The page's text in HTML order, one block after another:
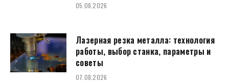
05.08.2026
Лазерная резка металла: технология
работы, выбор станка, параметры и
советы
07.08.2026